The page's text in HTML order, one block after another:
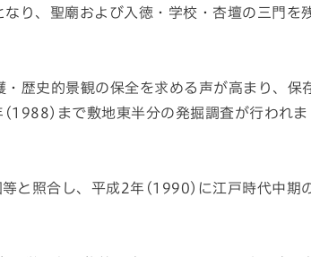
り、聖廟および入徳・学校・杏壇の三門を
歴史的景観の保全を求める声が高まり、保
まで敷地東半分の発掘調査が行われま
と照合し、平成2年(1990)に江戸時代中期